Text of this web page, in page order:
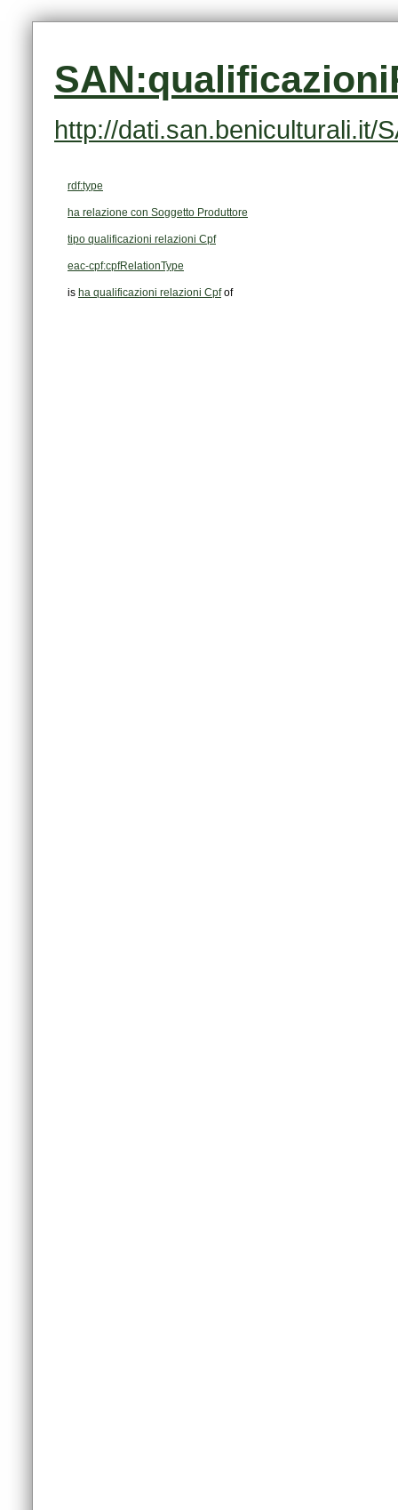
http://dati.san.beniculturali.it/
rdf:type
ha relazione con Soggetto Produttore
tipo qualificazioni relazioni Cpf
eac-cpf:cpfRelationType
is ha qualificazioni relazioni Cpfof